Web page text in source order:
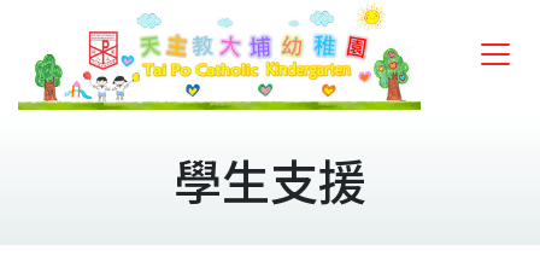
學生支援